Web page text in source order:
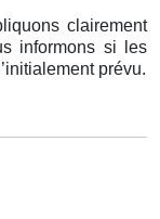
clairement
informons si les
prévu.